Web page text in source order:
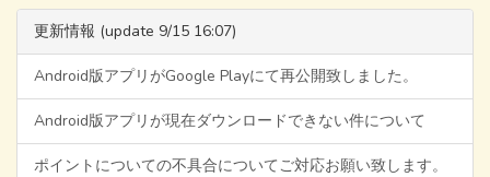
更新情報 (update 9/15 16:07)
Android版アプリがGoogle Playにて再公開致しました。
Android版アプリが現在ダウンロードできない件について
ポイントについての不具合についてご対応お願い致します。